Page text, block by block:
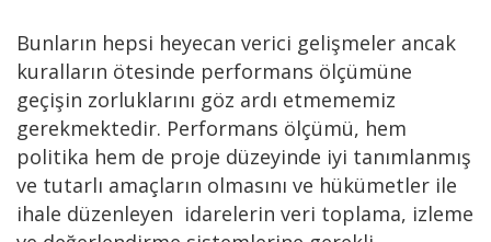
Bunların hepsi heyecan verici gelişmeler ancak
kuralların ötesinde performans ölçümüne
geçişin zorluklarını göz ardı etmememiz
gerekmektedir. Performans ölçümü, hem
politika hem de proje düzeyinde iyi tanımlanmış
ve tutarlı amaçların olmasını ve hükümetler ile
ihale düzenleyen idarelerin veri toplama, izleme